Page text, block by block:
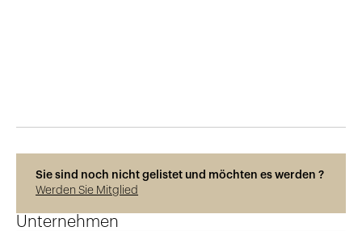
Sie sind noch nicht gelistet und möchten es werden ?
Werden Sie Mitglied
Unternehmen